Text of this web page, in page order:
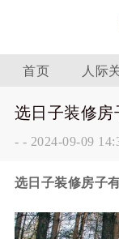
首页 人际
选日子装修
- - 2024-09-09
选日子装修房子